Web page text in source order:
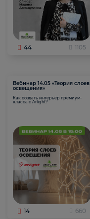
44 1105
Вебинар 14.05 «Теория слоев
освещения»
Как создать интерьер премиум-
класса с Arlight?
14 660